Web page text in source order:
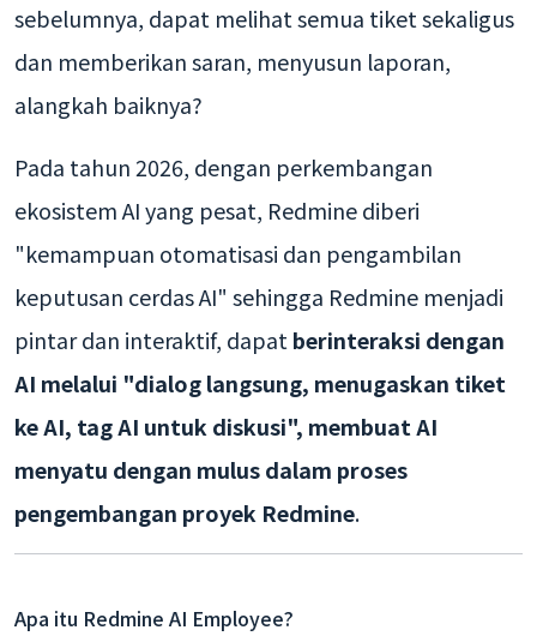
sebelumnya, dapat melihat semua tiket sekaligus
dan memberikan saran, menyusun laporan,
alangkah baiknya?
Pada tahun 2026, dengan perkembangan
ekosistem AI yang pesat, Redmine diberi
"kemampuan otomatisasi dan pengambilan
keputusan cerdas AI" sehingga Redmine menjadi
pintar dan interaktif, dapat berinteraksi dengan
AI melalui "dialog langsung, menugaskan tiket
ke AI, tag AI untuk diskusi", membuat AI
menyatu dengan mulus dalam proses
pengembangan proyek Redmine.
Apa itu Redmine AI Employee?